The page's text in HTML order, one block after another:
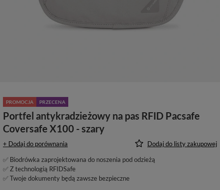
PROMOCJA PRZECENA
Portfel antykradzieżowy na pas RFID Pacsafe
Coversafe X100 - szary
+ Dodaj do porównania
Dodaj do listy zakupowej
✅ Biodrówka zaprojektowana do noszenia pod odzieżą
✅ Z technologią RFIDSafe
✅ Twoje dokumenty będą zawsze bezpieczne